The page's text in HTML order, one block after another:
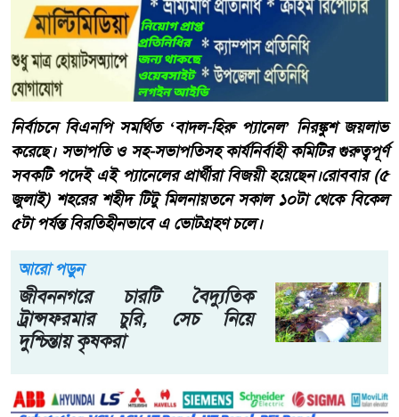
নির্বাচনে বিএনপি সমর্থিত ‘বাদল-হিরু প্যানেল’ নিরঙ্কুশ জয়লাভ
করেছে। সভাপতি ও সহ-সভাপতিসহ কার্যনির্বাহী কমিটির গুরুত্বপূর্ণ
সবকটি পদেই এই প্যানেলের প্রার্থীরা বিজয়ী হয়েছেন।রোববার (৫
জুলাই) শহরের শহীদ টিটু মিলনায়তনে সকাল ১০টা থেকে বিকেল
৫টা পর্যন্ত বিরতিহীনভাবে এ ভোটগ্রহণ চলে।
আরো পড়ুন
জীবননগরে চারটি বৈদ্যুতিক
ট্রান্সফরমার চুরি, সেচ নিয়ে
দুশ্চিন্তায় কৃষকরা